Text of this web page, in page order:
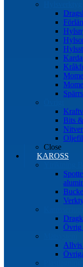
Bits
Close
KAROSS
Övrig
Allvis